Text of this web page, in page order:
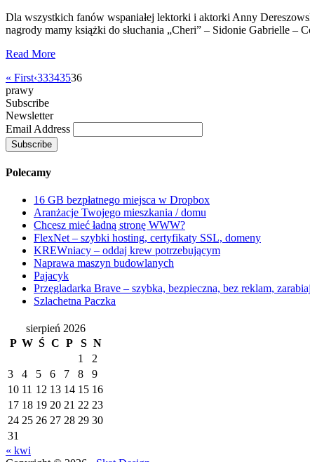
Dla wszystkich fanów wspaniałej lektorki i aktorki Anny
nagrody mamy książki do słuchania „Cheri” – Sidonie Gabrielle
Read More
« First‹33343536
prawy
Subscribe
Newsletter
Email Address
Polecamy
16 GB bezpłatnego miejsca w Dropbox
Aranżacje Twojego mieszkania / domu
Chcesz mieć ładną stronę WWW?
FlexNet – szybki hosting, certyfikaty SSL, domeny
KREWniacy – oddaj krew potrzebującym
Naprawa maszyn budowlanych
Pajacyk
Przęgladarka Brave – szybka, bezpieczna, bez reklam,
Szlachetna Paczka
sierpień 2026
P W Ś C P S N
1
2
3
4 5 6 7 8
9
10 11 12 13 14 15 16
17 18 19 20 21 22 23
24 25 26 27 28 29 30
31
« kwi